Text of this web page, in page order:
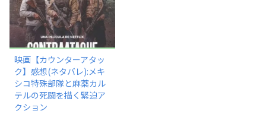
映画【カウンターアタッ
ク】感想(ネタバレ):メキ
シコ特殊部隊と麻薬カル
テルの死闘を描く緊迫ア
クション